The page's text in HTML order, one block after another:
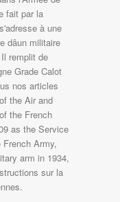
fait par la
à une
militaire
remplit de
Grade Calot
nos articles
the Air and
the French
as the Service
Army,
arm in 1934,
sur la